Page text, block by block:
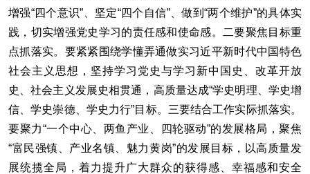
增强“四个意识”、坚定“四个自信”、做到“两个维护”的具体实
践，切实增强党史学习的责任感和使命感。二要聚焦目标重
点抓落实。要紧紧围绕学懂弄通做实习近平新时代中国特色
社会主义思想，坚持学习党史与学习新中国史、改革开放
史、社会主义发展史相贯通，高质量达成“学史明理、学史增
信、学史崇德、学史力行”目标。三要结合工作实际抓落实。
要聚力“一个中心、两鱼产业、四轮驱动”的发展格局，聚焦
“富民强镇、产业名镇、魅力黄岗”的发展目标，以高质量发
展统揽全局，着力提升广大群众的获得感、幸福感和安全